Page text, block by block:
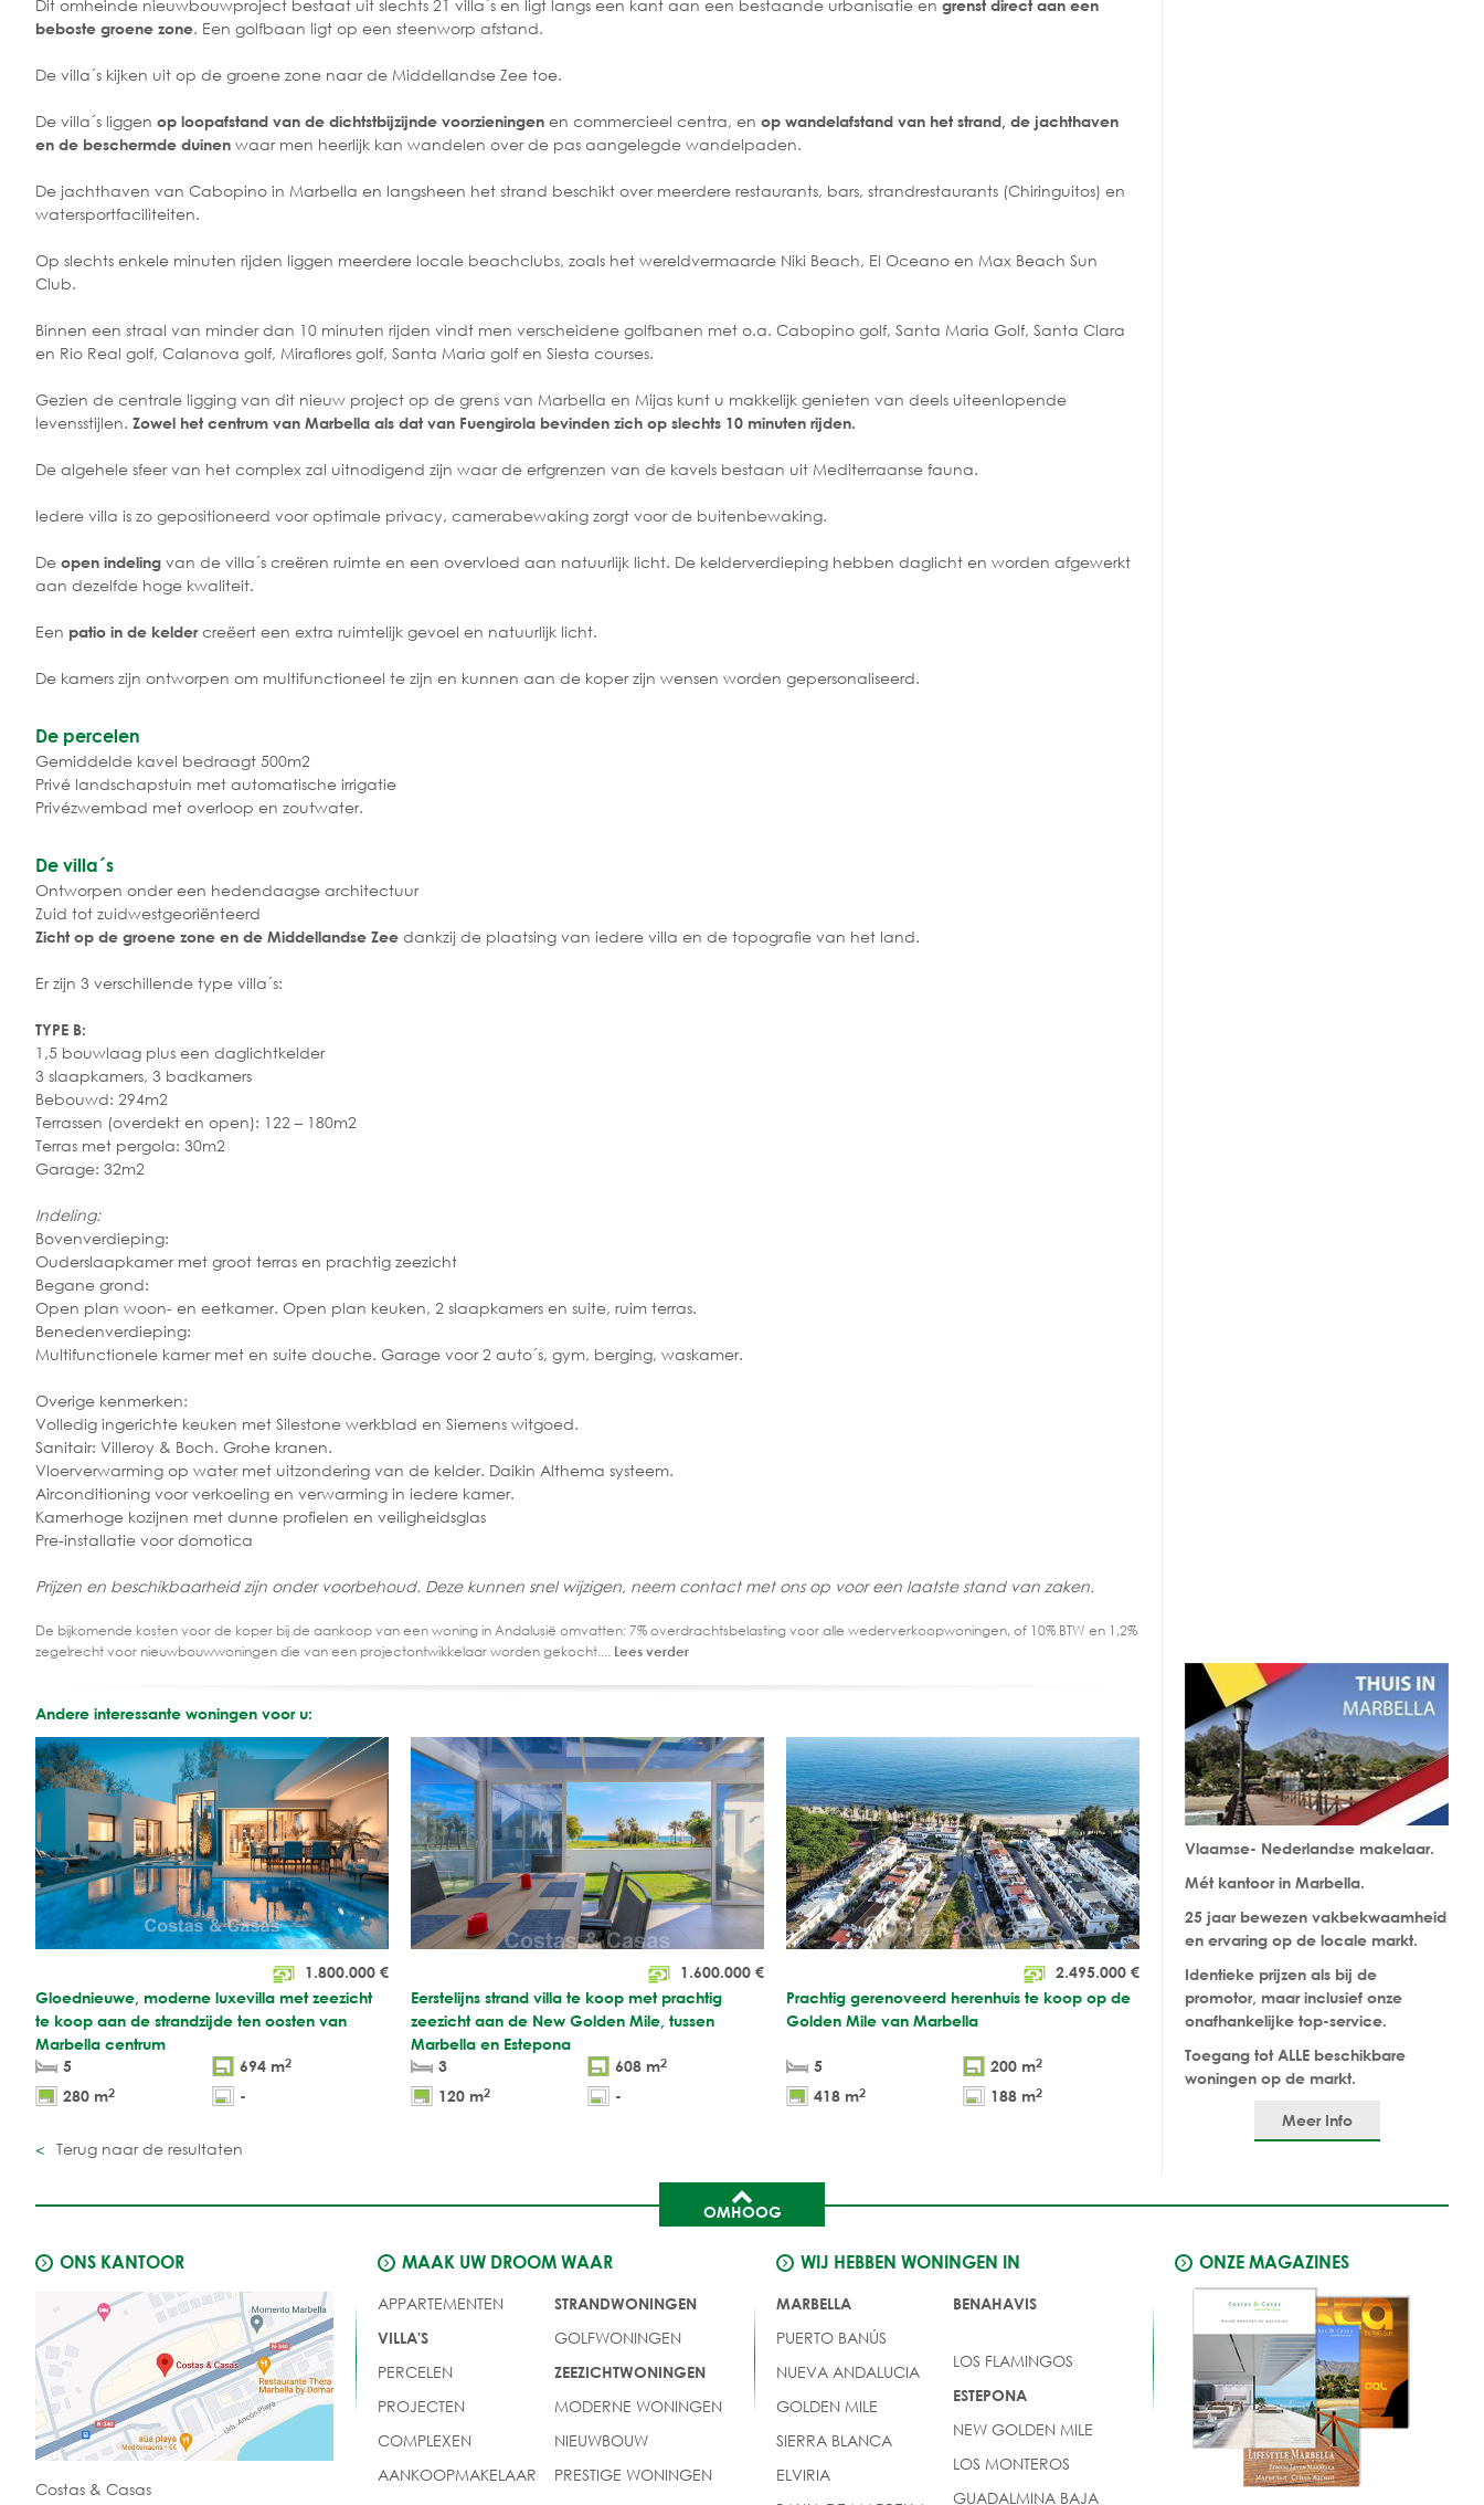
Dit omheinde nieuwbouwproject bestaat uit slechts 21 villa´s en ligt langs een kant aan een bestaande urbanisatie en grenst direct aan een
beboste groene zone. Een golfbaan ligt op een steenworp afstand.
De villa´s kijken uit op de groene zone naar de Middellandse Zee toe.
De villa´s liggen op loopafstand van de dichtstbijzijnde voorzieningen en commercieel centra, en op wandelafstand van het strand, de jachthaven
en de beschermde duinen waar men heerlijk kan wandelen over de pas aangelegde wandelpaden.
De jachthaven van Cabopino in Marbella en langsheen het strand beschikt over meerdere restaurants, bars, strandrestaurants (Chiringuitos) en
watersportfaciliteiten.
Op slechts enkele minuten rijden liggen meerdere locale beachclubs, zoals het wereldvermaarde Niki Beach, El Oceano en Max Beach Sun
Club.
Binnen een straal van minder dan 10 minuten rijden vindt men verscheidene golfbanen met o.a. Cabopino golf, Santa Maria Golf, Santa Clara
en Rio Real golf, Calanova golf, Miraflores golf, Santa Maria golf en Siesta courses.
Gezien de centrale ligging van dit nieuw project op de grens van Marbella en Mijas kunt u makkelijk genieten van deels uiteenlopende
levensstijlen. Zowel het centrum van Marbella als dat van Fuengirola bevinden zich op slechts 10 minuten rijden.
De algehele sfeer van het complex zal uitnodigend zijn waar de erfgrenzen van de kavels bestaan uit Mediterraanse fauna.
Iedere villa is zo gepositioneerd voor optimale privacy, camerabewaking zorgt voor de buitenbewaking.
De open indeling van de villa´s creëren ruimte en een overvloed aan natuurlijk licht. De kelderverdieping hebben daglicht en worden afgewerkt
aan dezelfde hoge kwaliteit.
Een patio in de keldercreëert een extra ruimtelijk gevoel en natuurlijk licht.
De kamers zijn ontworpen om multifunctioneel te zijn en kunnen aan de koper zijn wensen worden gepersonaliseerd.
De percelen
Gemiddelde kavel bedraagt 500m2
Privé landschapstuin met automatische irrigatie
Privézwembad met overloop en zoutwater.
De villa´s
Ontworpen onder een hedendaagse architectuur
Zuid tot zuidwestgeoriënteerd
Zicht op de groene zone en de Middellandse Zee dankzij de plaatsing van iedere villa en de topografie van het land.
Er zijn 3 verschillende type villa´s:
TYPE B:
1,5 bouwlaag plus een daglichtkelder
3 slaapkamers, 3 badkamers
Bebouwd: 294m2
Terrassen (overdekt en open): 122 – 180m2
Terras met pergola: 30m2
Garage: 32m2
Indeling:
Bovenverdieping:
Ouderslaapkamer met groot terras en prachtig zeezicht
Begane grond:
Open plan woon- en eetkamer. Open plan keuken, 2 slaapkamers en suite, ruim terras.
Benedenverdieping:
Multifunctionele kamer met en suite douche. Garage voor 2 auto´s, gym, berging, waskamer.
Overige kenmerken:
Volledig ingerichte keuken met Silestone werkblad en Siemens witgoed.
Sanitair: Villeroy & Boch. Grohe kranen.
Vloerverwarming op water met uitzondering van de kelder. Daikin Althema systeem.
Airconditioning voor verkoeling en verwarming in iedere kamer.
Kamerhoge kozijnen met dunne profielen en veiligheidsglas
Pre-installatie voor domotica
Prijzen en beschikbaarheid zijn onder voorbehoud. Deze kunnen snel wijzigen, neem contact met ons op voor een laatste stand van zaken.
De bijkomende kosten voor de koper bij de aankoop van een woning in Andalusië omvatten: 7% overdrachtsbelasting voor alle wederverkoopwoningen, of 10% BTW en 1,2%
zegelrecht voor nieuwbouwwoningen die van een projectontwikkelaar worden gekocht.... Lees verder
Vlaamse- Nederlandse makelaar.
Mét kantoor in Marbella.
25 jaar bewezen vakbekwaamheid
en ervaring op de locale markt.
Identieke prijzen als bij de
promotor, maar inclusief onze
onafhankelijke top-service.
Toegang tot ALLE beschikbare
woningen op de markt.
Meer Info
Andere interessante woningen voor u:
1.800.000 €
Gloednieuwe, moderne luxevilla met zeezicht
te koop aan de strandzijde ten oosten van
Marbella centrum
5
694 m2
280 m2 -
1.600.000 €
Eerstelijns strand villa te koop met prachtig
zeezicht aan de New Golden Mile, tussen
Marbella en Estepona
3
608 m2
120 m2 -
2.495.000 €
Prachtig gerenoveerd herenhuis te koop op de
Golden Mile van Marbella
5 200 m2
418 m2 188 m2
Terug naar de resultaten
OMHOOG
ONS KANTOOR
Costas & Casas
MAAK UW DROOM WAAR
APPARTEMENTEN
VILLA'S
PERCELEN
PROJECTEN
COMPLEXEN
AANKOOPMAKELAAR
STRANDWONINGEN
GOLFWONINGEN
ZEEZICHTWONINGEN
MODERNE WONINGEN
NIEUWBOUW
PRESTIGE WONINGEN
WIJ HEBBEN WONINGEN IN
MARBELLA
PUERTO BANÚS
NUEVA ANDALUCIA
GOLDEN MILE
SIERRA BLANCA
ELVIRIA
BENAHAVIS
LOS FLAMINGOS
ESTEPONA
NEW GOLDEN MILE
LOS MONTEROS
GUADALMINA BAJA
ONZE MAGAZINES